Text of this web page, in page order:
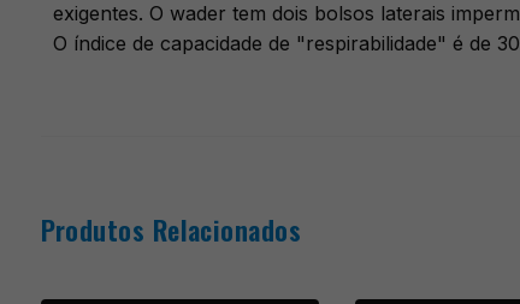
exigentes. O wader tem dois bolsos laterais
O índice de capacidade de "respirabilidade" é de
Produtos Relacionados